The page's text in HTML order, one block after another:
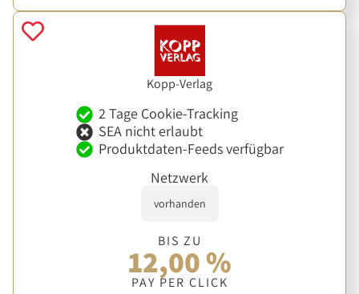
Kopp-Verlag
2 Tage Cookie-Tracking
SEA nicht erlaubt
Produktdaten-Feeds verfügbar
Netzwerk
vorhanden
BIS ZU
12,00 %
PAY PER CLICK